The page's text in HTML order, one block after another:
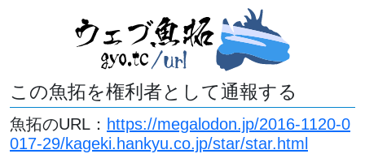
この魚拓を権利者として通報する
魚拓のURL： https://megalodon.jp/2016-1120-0
017-29/kageki.hankyu.co.jp/star/star.html